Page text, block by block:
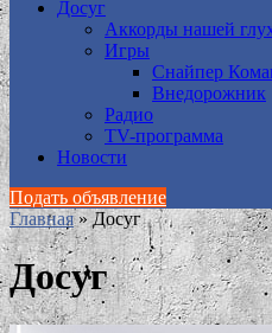
Досуг
Аккорды нашей
Игры
Снайпер
Внедорожник
Радио
TV-программа
Новости
Подать объявление
Главная » Досуг
Досуг